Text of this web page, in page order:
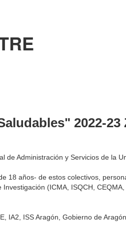
2022-23
de Administración y Servicios de la
18 años- de estos colectivos,
(ICMA, ISQCH,
IA2, ISS Aragón, Gobierno de